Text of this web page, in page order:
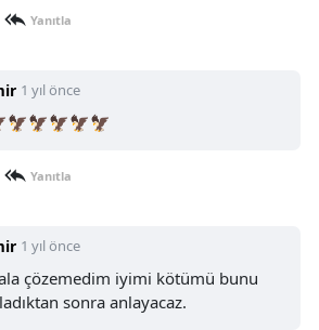
Yanıtla
1 yıl önce
Yanıtla
1 yıl önce
çözemedim iyimi kötümü bunu
sonra anlayacaz.